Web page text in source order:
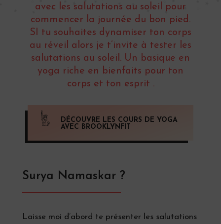
avec les salutations au soleil pour
commencer la journée du bon pied.
SI tu souhaites dynamiser ton corps
au réveil alors je t’invite à tester les
salutations au soleil. Un basique en
yoga riche en bienfaits pour ton
corps et ton esprit .
DÉCOUVRE LES COURS DE YOGA
AVEC BROOKLYNFIT
Surya Namaskar ?
Laisse moi d’abord te présenter les salutations